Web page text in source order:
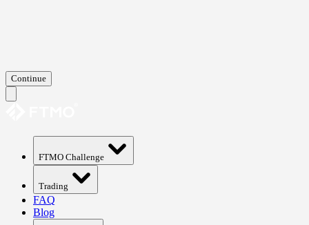
Continue
FTMO Challenge
Trading
FAQ
Blog